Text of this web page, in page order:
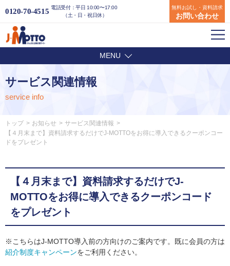
0120-70-4515 電話受付：平日 10:00〜17:00
（土・日・祝日休）
無料お試し・資料請求
お問い合わせ
MENU
サービス関連情報
service info
トップ お知らせ
サービス関連情報
【４月末まで】資料請求するだけでJ-MOTTOをお得に導入できるクーポンコー
ドをプレゼント
【４月末まで】資料請求するだけでJ-
MOTTOをお得に導入できるクーポンコード
をプレゼント
※こちらはJ-MOTTO導入前の方向けのご案内です。既に会員の方は
紹介制度キャンペーンをご利用ください。